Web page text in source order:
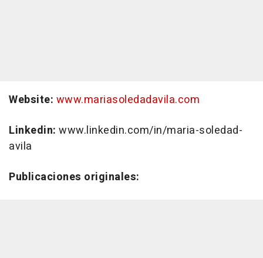
Website: www.mariasoledadavila.com
Linkedin: www.linkedin.com/in/maria-soledad-
avila
Publicaciones originales: